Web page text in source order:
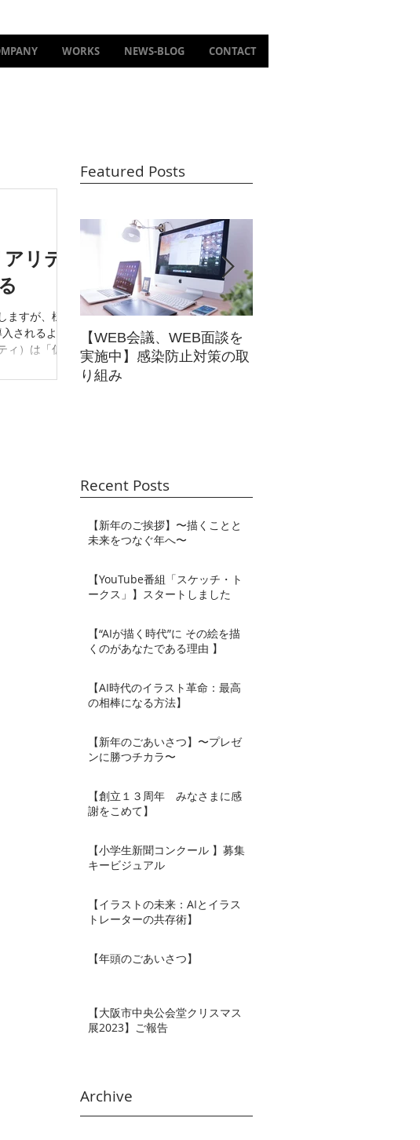
WORKS NEWS-BLOG CONTACT
Featured Posts
リテ
すが、様々
されるよう
）は「仮想
スプレイと
【WEB会議、WEB面談を
実施中】感染防止対策の取
り組み
Recent Posts
【新年のご挨拶】〜描くことと
未来をつなぐ年へ〜
【YouTube番組「スケッチ・ト
ークス」】スタートしました
【“AIが描く時代”に その絵を描
くのがあなたである理由 】
【AI時代のイラスト革命：最高
の相棒になる方法】
【新年のごあいさつ】〜プレゼ
ンに勝つチカラ〜
【創立１３周年 みなさまに感
謝をこめて】
【小学生新聞コンクール 】募集
キービジュアル
【イラストの未来：AIとイラス
トレーターの共存術】
【年頭のごあいさつ】
【大阪市中央公会堂クリスマス
展2023】ご報告
Archive